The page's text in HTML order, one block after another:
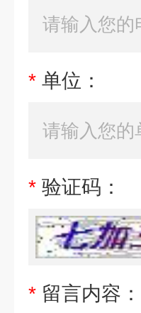
* 单位：
* 验证码：
* 留言内容：